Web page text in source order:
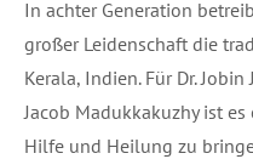
In achter Generation
großer Leidenschaft die
Kerala, Indien. Für Dr.
Jacob Madukkakuzhy ist
Hilfe und Heilung zu